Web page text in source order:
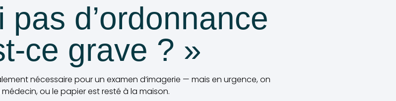
pas d’ordonnance
ce grave ? »
nécessaire pour un examen d’imagerie — mais en urgence, on
ou le papier est resté à la maison.